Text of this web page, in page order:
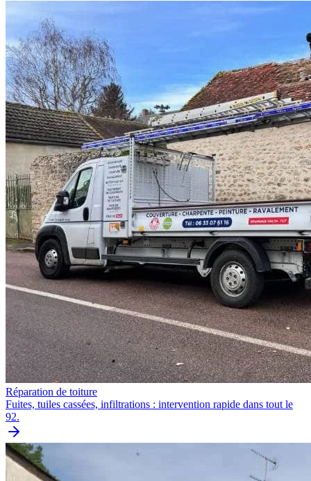
Réparation de toiture
Fuites, tuiles cassées, infiltrations : intervention rapide dans tout le
92.